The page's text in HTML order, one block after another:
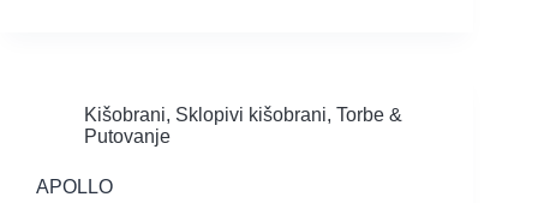
Kišobrani, Sklopivi kišobrani, Torbe &
Putovanje
APOLLO